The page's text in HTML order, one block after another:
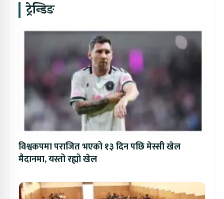
ट्रेन्डिङ
विश्वकपमा पराजित भएको १३ दिन पछि मेस्सी खेल
मैदानमा, यस्तो रह्यो खेल